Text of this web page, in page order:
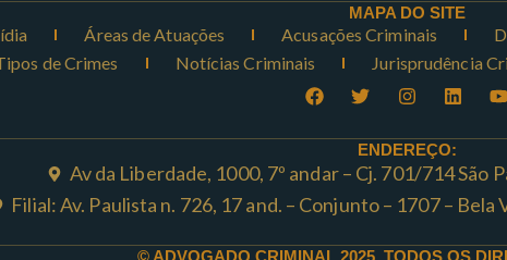
MAPA DO SITE
Áreas de Atuações Acusações Criminais
de Crimes Notícias Criminais Jurisprudência
ENDEREÇO:
Av da Liberdade, 1000, 7º andar – Cj. 701/714 São
Filial: Av. Paulista n. 726, 17 and. – Conjunto – 1707 – Bela
© ADVOGADO CRIMINAL 2025. TODOS OS